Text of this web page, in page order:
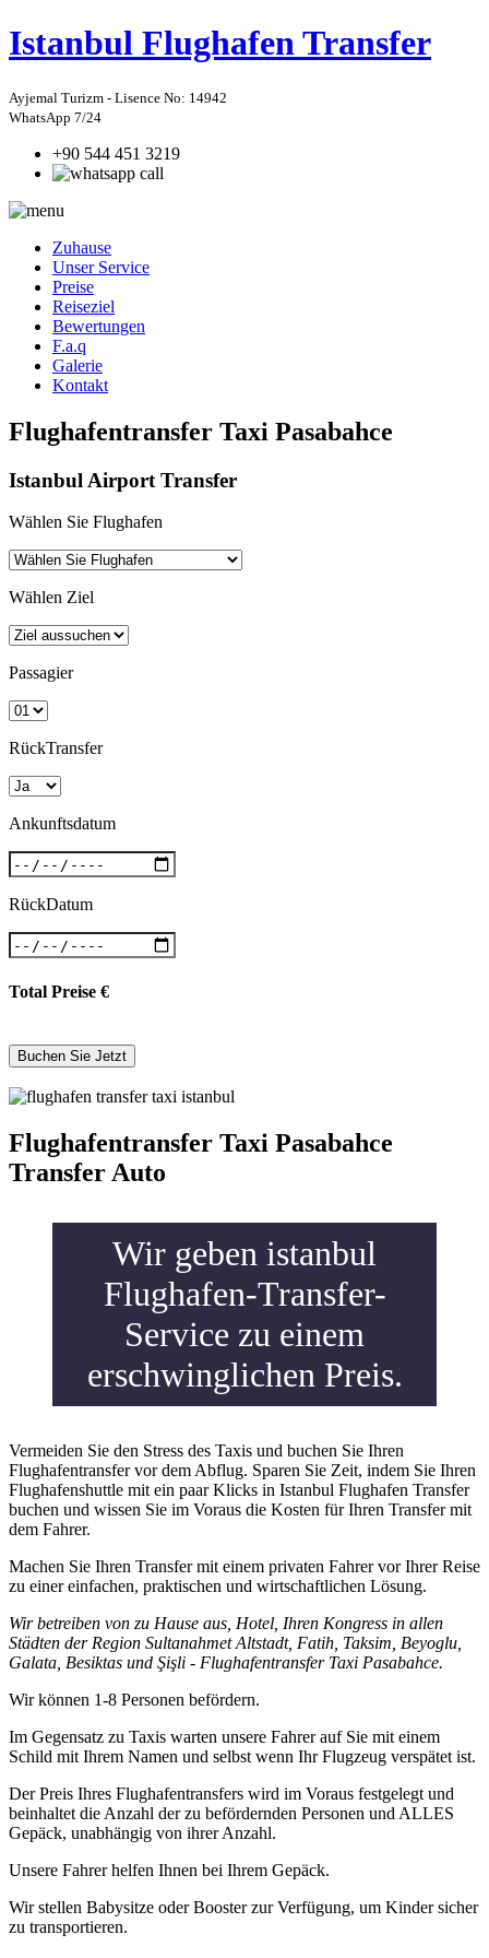
Istanbul Flughafen Transfer
Ayjemal Turizm - Lisence No: 14942
WhatsApp 7/24
+90 544 451 3219
Zuhause
Unser Service
Preise
Reiseziel
Bewertungen
F.a.q
Galerie
Kontakt
Flughafentransfer Taxi Pasabahce
Istanbul Airport Transfer
Wählen Sie Flughafen
Wählen Ziel
Passagier
RückTransfer
Ankunftsdatum
RückDatum
Total Preise €
Flughafentransfer Taxi Pasabahce
Transfer Auto
Wir geben istanbul
Flughafen-Transfer-
Service zu einem
erschwinglichen Preis.
Vermeiden Sie den Stress des Taxis und buchen Sie Ihren
Flughafentransfer vor dem Abflug. Sparen Sie Zeit, indem Sie Ihren
Flughafenshuttle mit ein paar Klicks in Istanbul Flughafen Transfer
buchen und wissen Sie im Voraus die Kosten für Ihren Transfer mit
dem Fahrer.
Machen Sie Ihren Transfer mit einem privaten Fahrer vor Ihrer Reise
zu einer einfachen, praktischen und wirtschaftlichen Lösung.
Wir betreiben von zu Hause aus, Hotel, Ihren Kongress in allen
Städten der Region Sultanahmet Altstadt, Fatih, Taksim, Beyoglu,
Galata, Besiktas und Şişli - Flughafentransfer Taxi Pasabahce.
Wir können 1-8 Personen befördern.
Im Gegensatz zu Taxis warten unsere Fahrer auf Sie mit einem
Schild mit Ihrem Namen und selbst wenn Ihr Flugzeug verspätet ist.
Der Preis Ihres Flughafentransfers wird im Voraus festgelegt und
beinhaltet die Anzahl der zu befördernden Personen und ALLES
Gepäck, unabhängig von ihrer Anzahl.
Unsere Fahrer helfen Ihnen bei Ihrem Gepäck.
Wir stellen Babysitze oder Booster zur Verfügung, um Kinder sicher
zu transportieren.